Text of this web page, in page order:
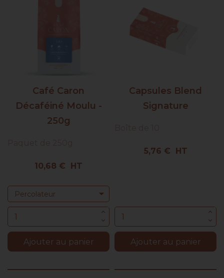
Café Caron
Décaféiné Moulu -
250g
Prix
10,68 € HT
Ajouter au panier
Capsules Blend
Signature
Prix
5,76 € HT
Ajouter au panier